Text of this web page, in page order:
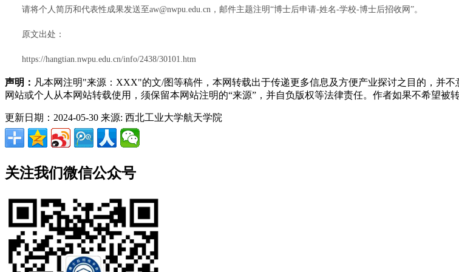
请将个人简历和代表性成果发送至aw@nwpu.edu.cn，邮件主题注明“博士后申请-姓名-学校-博士后招收网”。
原文出处：
https://hangtian.nwpu.edu.cn/info/2438/30101.htm
声明： 凡本网注明"来源：XXX"的文/图等稿件，本网转载出于传递更多信息及方便产业探讨之目的，并
网站或个人从本网站转载使用，须保留本网站注明的“来源”，并自负版权等法律责任。作者如果不希望被
更新日期：2024-05-30 来源: 西北工业大学航天学院
关注我们微信公众号